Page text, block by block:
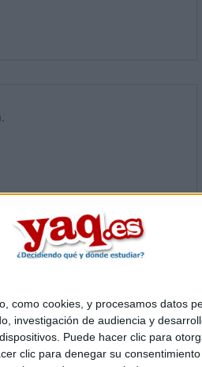
como cookies, y procesamos datos
investigación de audiencia y
Puede hacer clic para
clic para denegar su
somos |Contactar| Anúnciate
|Condiciones generales|